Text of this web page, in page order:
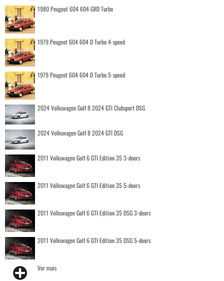
1980 Peugeot 604 604 GRD Turbo
1979 Peugeot 604 604 D Turbo 4-speed
1979 Peugeot 604 604 D Turbo 5-speed
2024 Volkswagen Golf 8 2024 GTI Clubsport DSG
2024 Volkswagen Golf 8 2024 GTI DSG
2011 Volkswagen Golf 6 GTI Edition 35 3-doors
2011 Volkswagen Golf 6 GTI Edition 35 5-doors
2011 Volkswagen Golf 6 GTI Edition 35 DSG 3-doors
2011 Volkswagen Golf 6 GTI Edition 35 DSG 5-doors
Ver mais